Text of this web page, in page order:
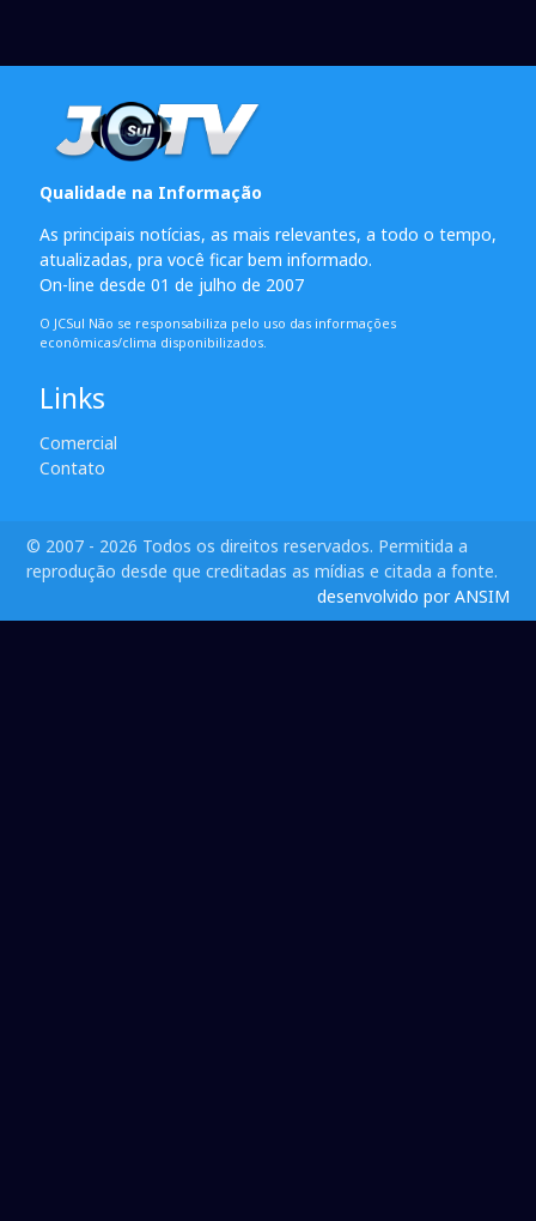
Qualidade na Informação
As principais notícias, as mais relevantes, a todo o tempo,
atualizadas, pra você ficar bem informado.
On-line desde 01 de julho de 2007
O JCSul Não se responsabiliza pelo uso das informações
econômicas/clima disponibilizados.
Links
Comercial
Contato
© 2007 - 2026 Todos os direitos reservados. Permitida a
reprodução desde que creditadas as mídias e citada a fonte.
desenvolvido por ANSIM